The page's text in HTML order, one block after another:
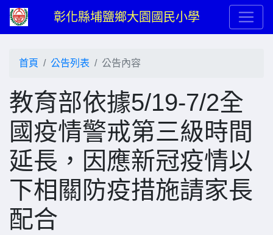
彰化縣埔鹽鄉大園國民小學
首頁 公告列表 公告內容
教育部依據5/19-7/2全
國疫情警戒第三級時間
延長，因應新冠疫情以
下相關防疫措施請家長
配合